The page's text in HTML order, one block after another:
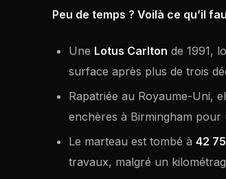
Peu de temps ? Voilà ce qu’il
Une Lotus Carlton de 1991,
surface après plus de trois
Rapatriée au Royaume-Uni,
enchères à Birmingham pour
Le marteau est tombé à 42
travaux, malgré un